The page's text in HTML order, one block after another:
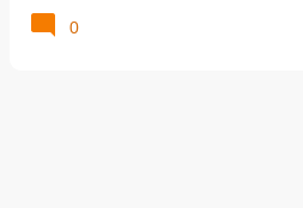
0